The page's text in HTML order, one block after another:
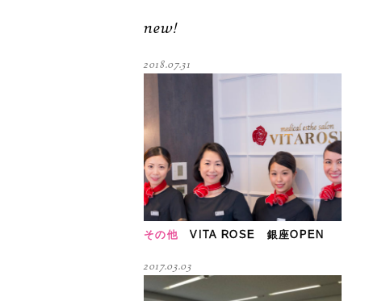
new!
その他 VITA ROSE 銀座OPEN
2018.07.31
2017.03.03